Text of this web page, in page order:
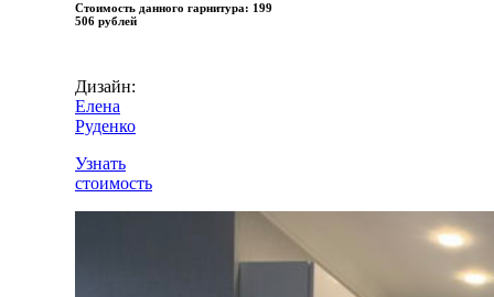
Стоимость данного гарнитура: 199
506 рублей
Дизайн:
Елена
Руденко
Узнать
стоимость